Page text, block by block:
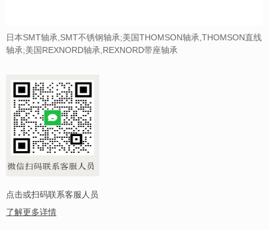
日本SMT轴承,SMT不锈钢轴承;美国THOMSON轴承,THOMSON直线
轴承;美国REXNORD轴承,REXNORD带座轴承
点击或扫码联系客服人员
了解更多详情